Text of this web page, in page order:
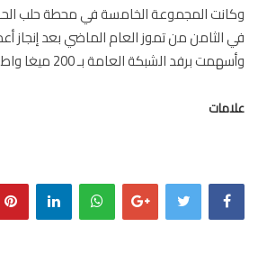
المجموعة الخامسة في محطة حلب
من تموز العام الماضي بعد إنجاز أعمال
برفد الشبكة العامة بـ 200 ميغا واط ساعي.